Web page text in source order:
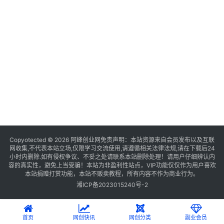
Copyotected © 2026 阿峰创业网 免责声明：本站资源来自会员发布以及互联
网收集,不代表本站立场,仅限学习交流使用,请遵循相关法律法规,请在下载后24
小时内删除.如有侵权争议、不妥之处请联系本站删除处理！请用户仔细辨认内
容的真实性，避免上当受骗！本站为非盈利性站点，VIP功能仅仅作为用户喜欢
本站捐赠打赏功能，本站不贩卖教程，所有内容不作为商业行为。
湘ICP备2023015240号-2
首页 网创快讯 网创分类 副业会员